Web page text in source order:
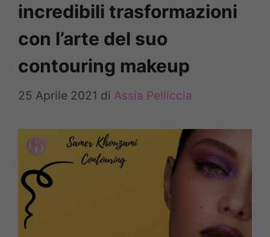
incredibili trasformazioni
con l’arte del suo
contouring makeup
25 Aprile 2021 di Assia Pelliccia